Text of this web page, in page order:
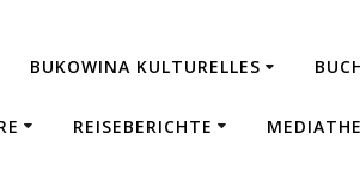
BUKOWINA KULTURELLES
REISEBERICHTE